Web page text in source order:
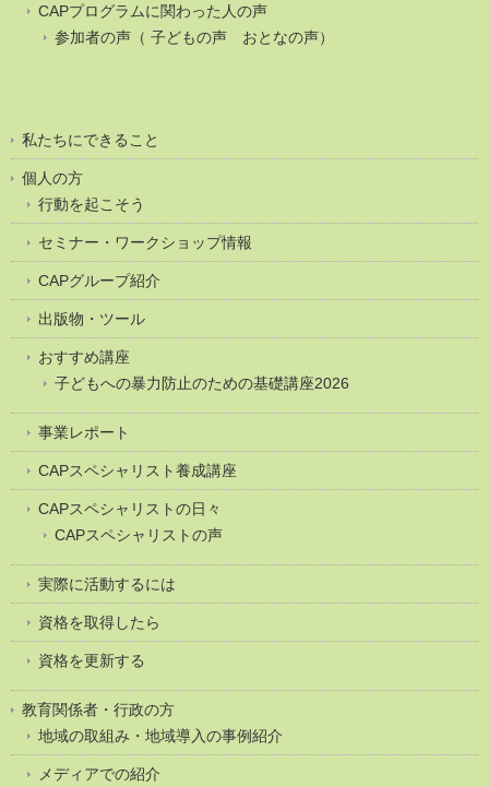
CAPプログラムに関わった人の声
参加者の声（ 子どもの声 おとなの声）
私たちにできること
個人の方
行動を起こそう
セミナー・ワークショップ情報
CAPグループ紹介
出版物・ツール
おすすめ講座
子どもへの暴力防止のための基礎講座2026
事業レポート
CAPスペシャリスト養成講座
CAPスペシャリストの日々
CAPスペシャリストの声
実際に活動するには
資格を取得したら
資格を更新する
教育関係者・行政の方
地域の取組み・地域導入の事例紹介
メディアでの紹介